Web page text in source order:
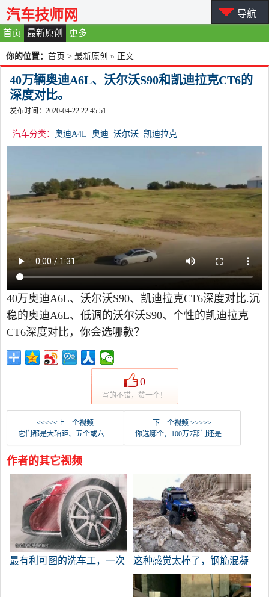
首页 最新原创 更多
汽车技师网 导航
你的位置： 首页 > 最新原创 » 正文
40万辆奥迪A6L、沃尔沃S90和凯迪拉克CT6的
深度对比。
发布时间：2020-04-22 22:45:51
汽车分类： 奥迪A4L 奥迪 沃尔沃 凯迪拉克
40万奥迪A6L、沃尔沃S90、凯迪拉克CT6深度对比.沉
稳的奥迪A6L、低调的沃尔沃S90、个性的凯迪拉克
CT6深度对比，你会选哪款？
0
写的不错，赞一个！
<<<<<上一个视频
它们都是大轴距、五个或六个或七个座位，以及三辆拥有15万个座位的中型越野车。
下一个视频 >>>>>
你选哪个，100万7部门还是s级？
作者的其它视频
最有利可图的洗车工，一次
这种感觉太棒了，钢筋混凝
土吉普牧人越野